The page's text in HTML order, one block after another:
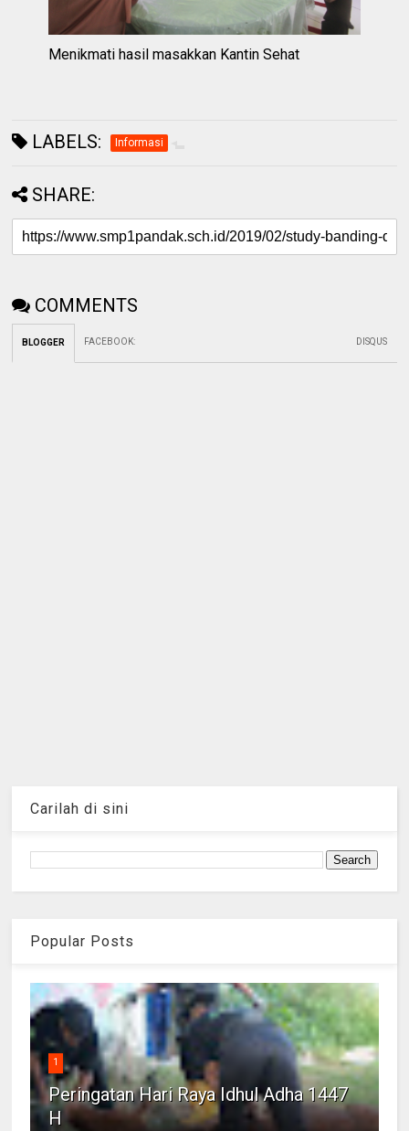
Menikmati hasil masakkan Kantin Sehat
LABELS: Informasi
SHARE:
COMMENTS
BLOGGER FACEBOOK: DISQUS
Carilah di sini
Popular Posts
1
Peringatan Hari Raya Idhul Adha 1447
H